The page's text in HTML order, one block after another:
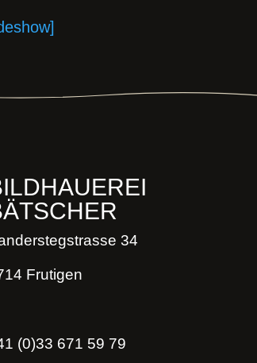
34
Frutigen
(0)33 671 59 79